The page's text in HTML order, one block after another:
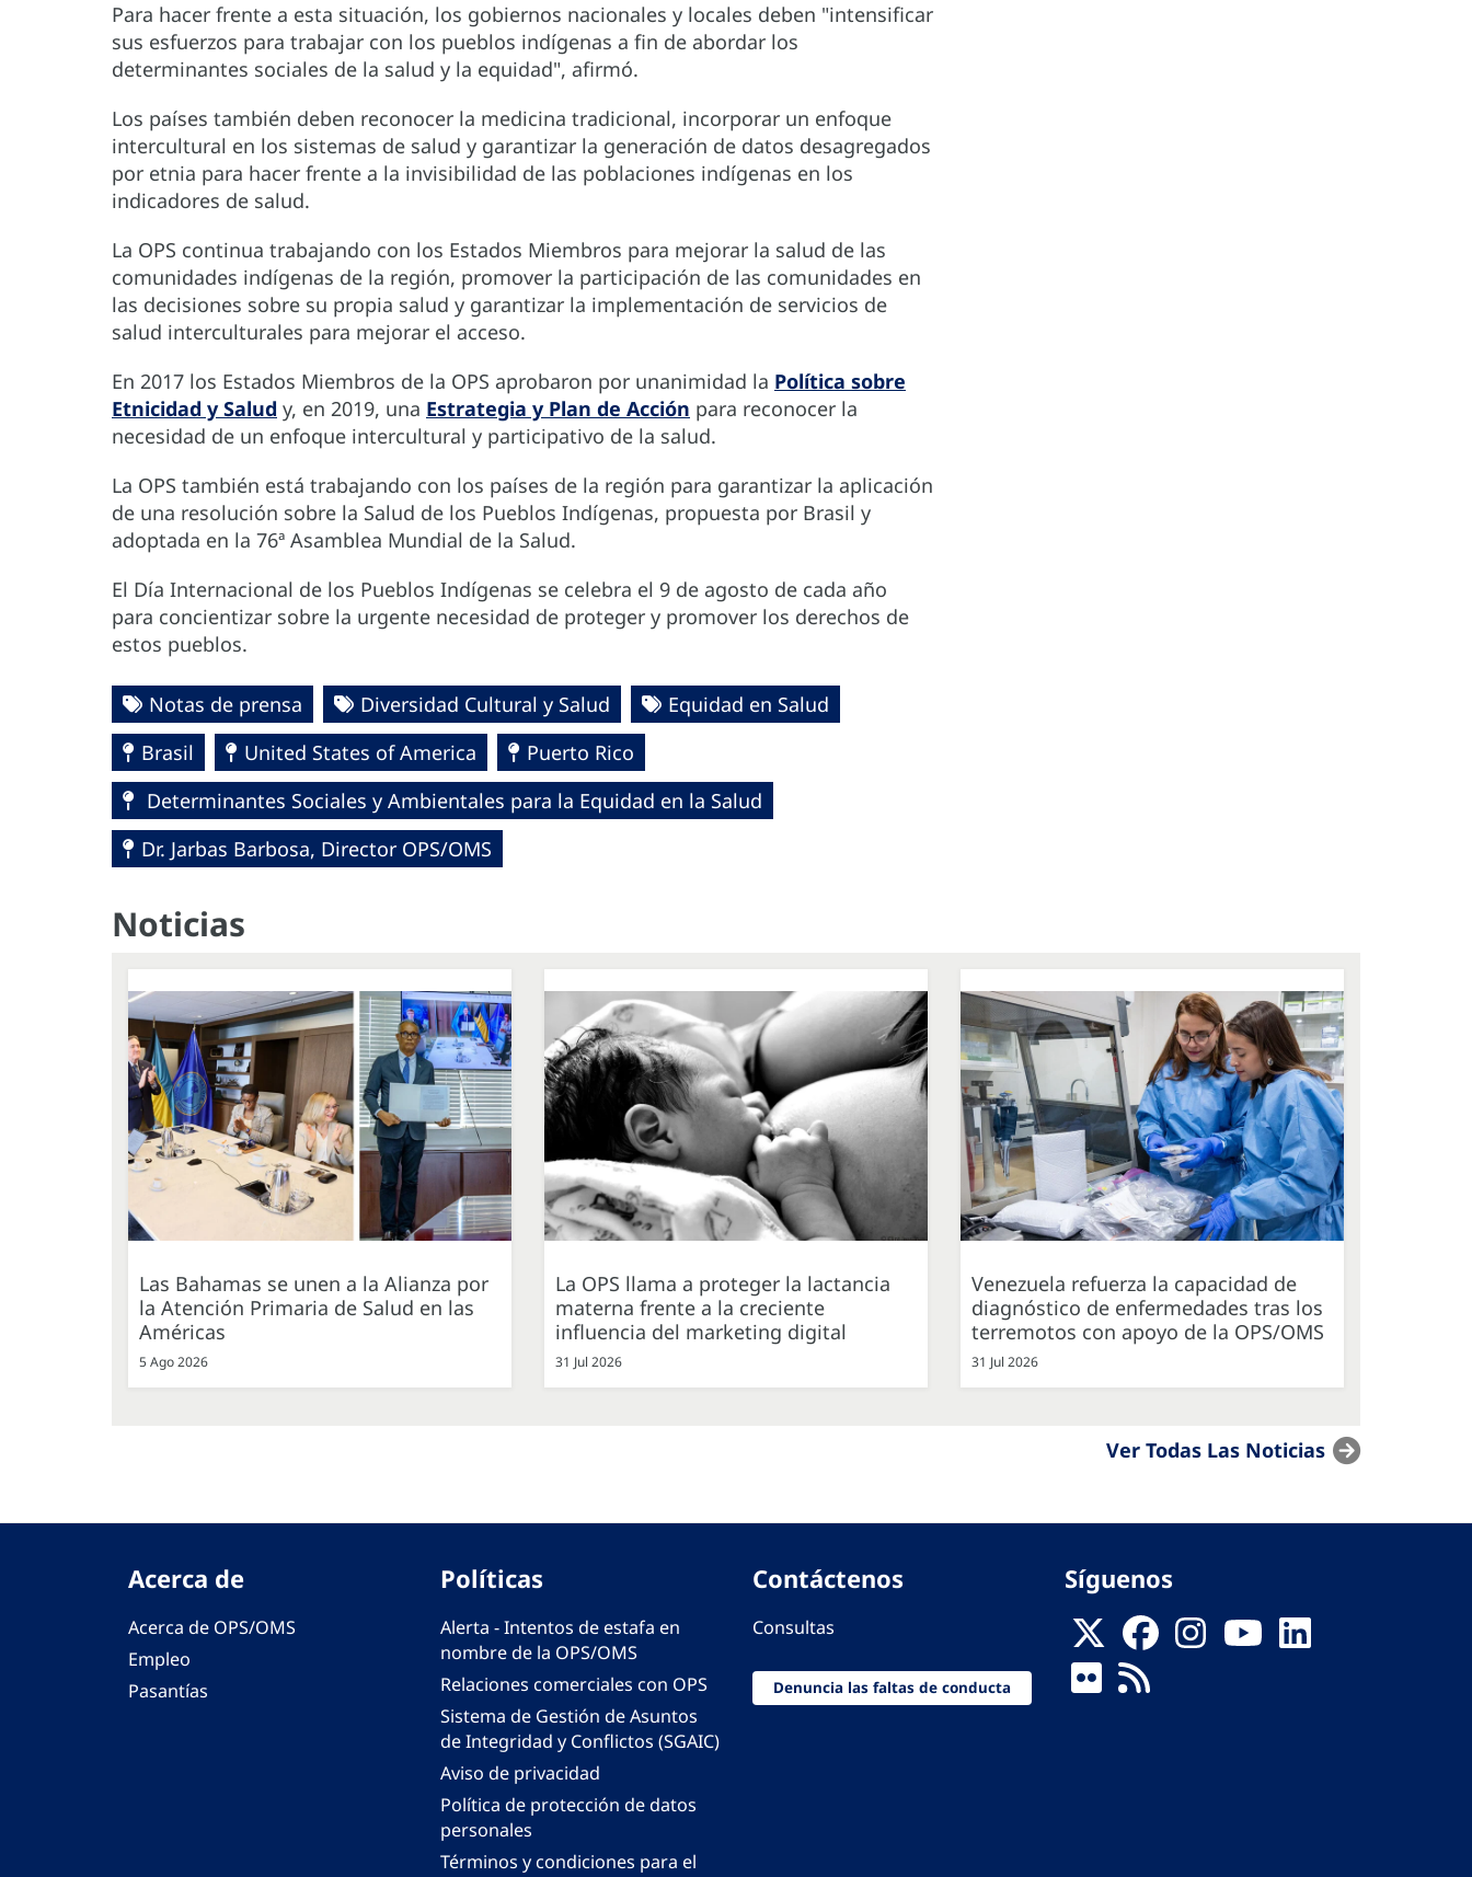
Para hacer frente a esta situación, los gobiernos nacionales y locales deben "intensificar
sus esfuerzos para trabajar con los pueblos indígenas a fin de abordar los
determinantes sociales de la salud y la equidad", afirmó.
Los países también deben reconocer la medicina tradicional, incorporar un enfoque
intercultural en los sistemas de salud y garantizar la generación de datos desagregados
por etnia para hacer frente a la invisibilidad de las poblaciones indígenas en los
indicadores de salud.
La OPS continua trabajando con los Estados Miembros para mejorar la salud de las
comunidades indígenas de la región, promover la participación de las comunidades en
las decisiones sobre su propia salud y garantizar la implementación de servicios de
salud interculturales para mejorar el acceso.
En 2017 los Estados Miembros de la OPS aprobaron por unanimidad la Política sobre
Etnicidad y Salud y, en 2019, una Estrategia y Plan de Acción para reconocer la
necesidad de un enfoque intercultural y participativo de la salud.
La OPS también está trabajando con los países de la región para garantizar la aplicación
de una resolución sobre la Salud de los Pueblos Indígenas, propuesta por Brasil y
adoptada en la 76ª Asamblea Mundial de la Salud.
El Día Internacional de los Pueblos Indígenas se celebra el 9 de agosto de cada año
para concientizar sobre la urgente necesidad de proteger y promover los derechos de
estos pueblos.
Notas de prensa Diversidad Cultural y Salud
Equidad en Salud
Brasil
United States of America
Puerto Rico
Determinantes Sociales y Ambientales para la Equidad en la Salud
Dr. Jarbas Barbosa, Director OPS/OMS
Noticias
Las Bahamas se unen a la Alianza por
la Atención Primaria de Salud en las
Américas
5 Ago 2026
La OPS llama a proteger la lactancia
materna frente a la creciente
influencia del marketing digital
31 Jul 2026
Venezuela refuerza la capacidad de
diagnóstico de enfermedades tras los
terremotos con apoyo de la OPS/OMS
31 Jul 2026
Ver Todas Las Noticias
Acerca de
Acerca de OPS/OMS
Empleo
Pasantías
Políticas
Alerta - Intentos de estafa en
nombre de la OPS/OMS
Relaciones comerciales con OPS
Sistema de Gestión de Asuntos
de Integridad y Conflictos (SGAIC)
Aviso de privacidad
Política de protección de datos
personales
Términos y condiciones para el
Contáctenos
Consultas
Denuncia las faltas de conducta
Síguenos